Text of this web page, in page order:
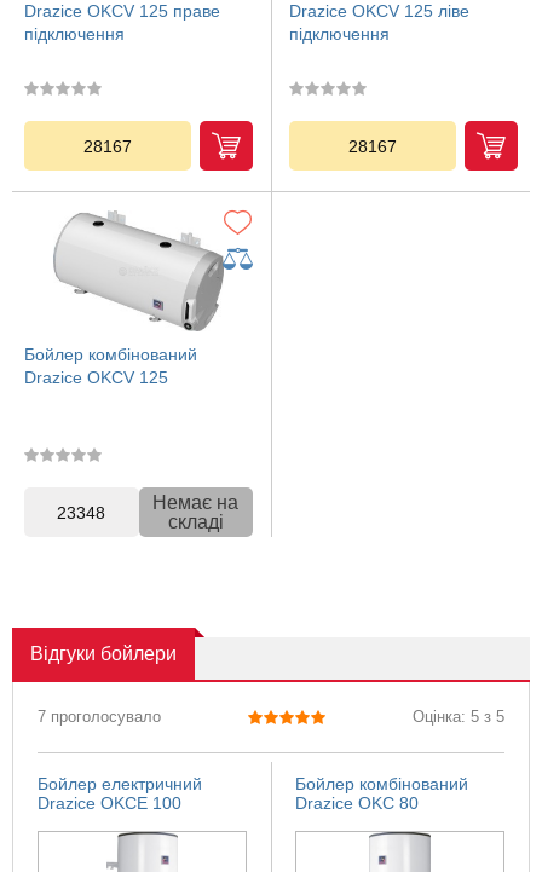
Drazice OKCV 125 праве
підключення
28167
Drazice OKCV 125 ліве
підключення
28167
Бойлер комбінований
Drazice OKCV 125
23348
Немає на
складі
Відгуки бойлери
7 проголосувало Оцінка: 5 з 5
Бойлер електричний
Drazice OKCE 100
Бойлер комбінований
Drazice OKC 80